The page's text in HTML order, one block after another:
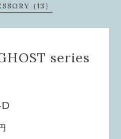
（13）
series